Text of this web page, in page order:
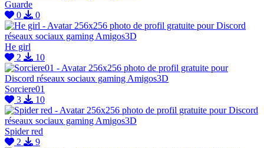
Guarde
0
0
He girl
2
10
Sorciere01
3
10
Spider red
2
9